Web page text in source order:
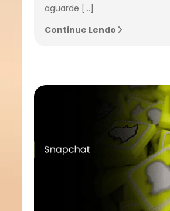
aguarde […]
Continue Lendo